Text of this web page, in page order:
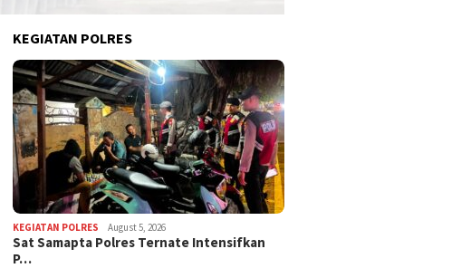
KEGIATAN POLRES
KEGIATAN POLRES August 5, 2026
Sat Samapta Polres Ternate Intensifkan
P…